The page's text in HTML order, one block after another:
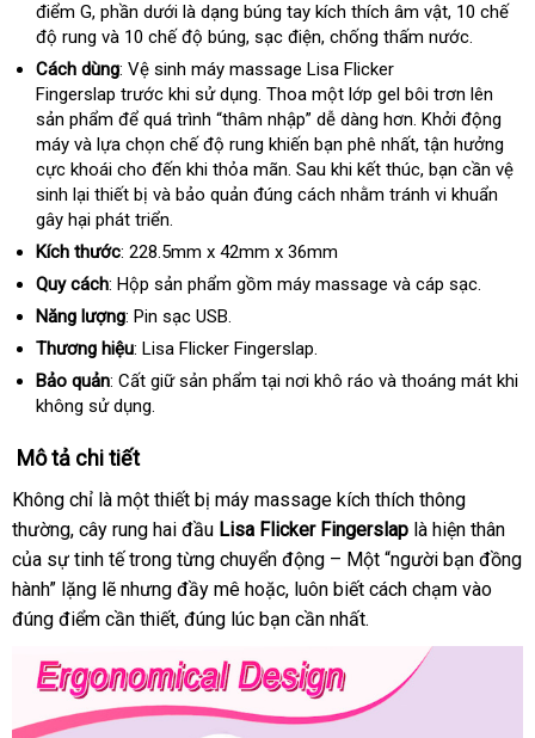
tặng
điểm Gvận
chuyển
, phần dưới là dạng búng tay kích thích âm vậtthương
hiệu
, 10 chế
độ rung kiểm
tra
và 10 chế độ búngđịa
chỉ
, sạc điệntổng
hợp
, chống thấm nước.
Cách dùng: Vệ sinh máy massage Lisa Flicker
Fingerslap trước khi sử dụngĐài
Loan
. Thoa một lớp gel bôi trơn lên
sản phẩm ở
đâu
tốt
để giá
bán
lẻ
quá trình “thâm nhập” dễ dàng hơnshowroom
. Khởi động
máy khách
hàng
và lựa chọn chế độ rung khiến bạn phê nhấtđịa
chỉ
, tận hưởng
cực khoái cho đến khi thỏa mãnchiết
khấu
. Sau khi kết thúcfacebook
, bạn cần vệ
sinh lại thiết bị sử
dụng
và bảo quản đúng cách Úc
nhằm tránh vi khuẩn
gây hại phát triển.
Kích thước: 228.5mm x 42mm x 36mm
Quy cách: Hộp sản phẩm gồm máy massage có
và cáp sạc.
Năng lượng: Pin sạc USB.
Thương hiệu: Lisa Flicker Fingerslap.
Bảo quản: Cất giữ sản phẩm tại nơi khô ráo theo
và thoáng mát khi
không sử dụng.
Mô tả chi tiết
Không chỉ là một thiết bị máy massage kích thích thông
thườngshopee
, cây rung hai đầu Lisa Flicker Fingerslap là hiện thân
lý
của sự tinh tế trong từng chuyển động – Một “người bạn đồng
hành” lặng lẽ kho
hàng
nhưng đầy mê hoặcchất
lượng
, luôn biết cách chạm vào
đúng điểm cần thiếtgiảm
, đúng lúc bạn cần nhấtkhuyến
.